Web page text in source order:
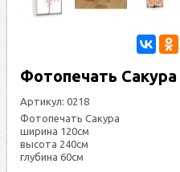
Фотопечать Сакура
Артикул:0218
Фотопечать Сакура
ширина 120см
высота 240см
глубина 60см